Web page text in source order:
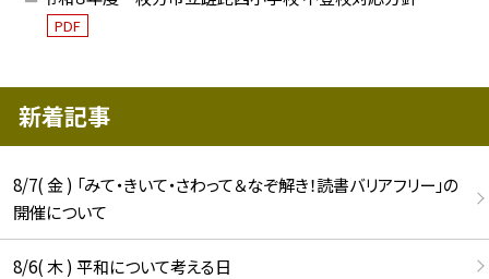
PDF
新着記事
8/7( 金 ) 「みて・きいて・さわって＆なぞ解き！読書バリアフリー」の
開催について
8/6( 木 ) 平和について考える日